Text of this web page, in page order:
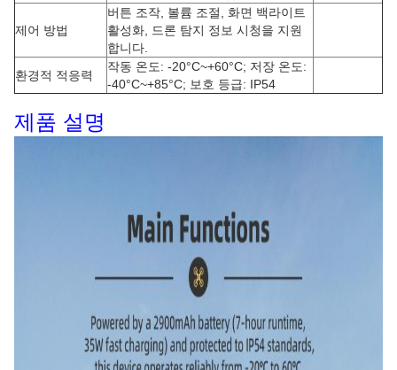
제어 방법
버튼 조작, 볼륨 조절, 화면 백라이트
활성화, 드론 탐지 정보 시청을 지원
합니다.
환경적 적응력
작동 온도: -20°C~+60°C; 저장 온도:
-40°C~+85°C; 보호 등급: IP54
제품 설명